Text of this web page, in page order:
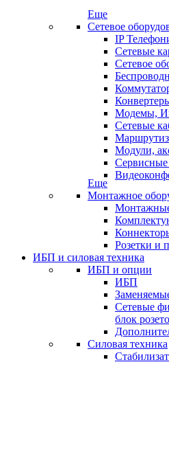
Еще
Сетевое
IP
Сетевые
Сетевое
Модемы,
Сетевые
Модули,
Еще
Монтажное
Розетки и
ИБП и силовая техника
ИБП и опции
ИБП
Сетевые
блок
Силовая техника